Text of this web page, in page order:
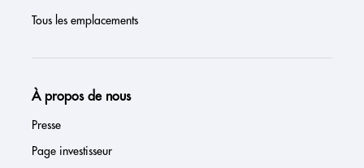
Tous les emplacements
À propos de nous
Presse
Page investisseur